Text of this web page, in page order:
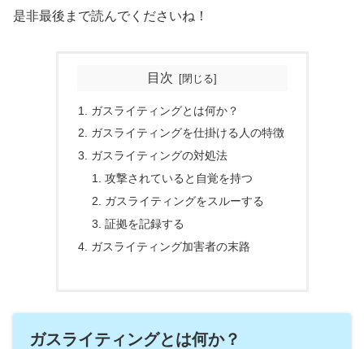
是非最後まで読んでくださいね！
目次
ガスライティングとは何か？
ガスライティングを仕掛ける人の特徴
ガスライティングの対処法
攻撃されていると自覚を持つ
ガスライティングをスルーする
証拠を記録する
ガスライティング加害者の末路
ガスライティングとは何か？